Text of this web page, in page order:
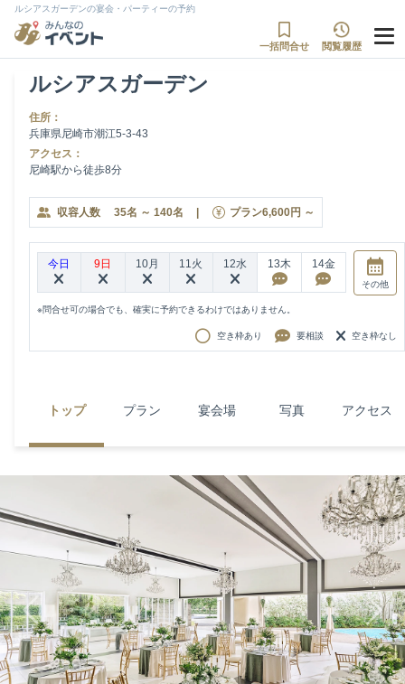
ルシアスガーデンの宴会・パーティーの予約
一括問合せ 閲覧履歴
ルシアスガーデン
住所：
兵庫県尼崎市潮江5-3-43
アクセス：
尼崎駅から徒歩8分
収容人数 35名 ～ 140名 | プラン6,600円 ～
今日 9日 10月 11火 12水 13木 14金
その他
※問合せ可の場合でも、確実に予約できるわけではありません。
空き枠あり 要相談 空き枠なし
トップ プラン 宴会場 写真 アクセス
Previous Next